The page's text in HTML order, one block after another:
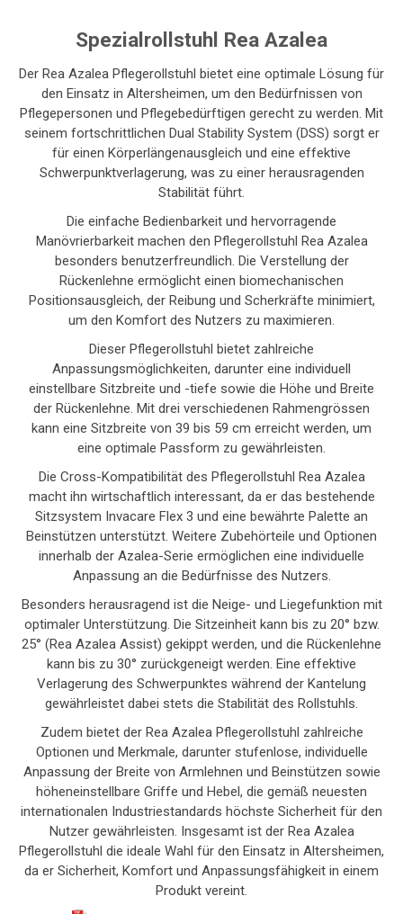
Spezialrollstuhl Rea Azalea
Der Rea Azalea Pflegerollstuhl bietet eine optimale Lösung für
den Einsatz in Altersheimen, um den Bedürfnissen von
Pflegepersonen und Pflegebedürftigen gerecht zu werden. Mit
seinem fortschrittlichen Dual Stability System (DSS) sorgt er
für einen Körperlängenausgleich und eine effektive
Schwerpunktverlagerung, was zu einer herausragenden
Stabilität führt.
Die einfache Bedienbarkeit und hervorragende
Manövrierbarkeit machen den Pflegerollstuhl Rea Azalea
besonders benutzerfreundlich. Die Verstellung der
Rückenlehne ermöglicht einen biomechanischen
Positionsausgleich, der Reibung und Scherkräfte minimiert,
um den Komfort des Nutzers zu maximieren.
Dieser Pflegerollstuhl bietet zahlreiche
Anpassungsmöglichkeiten, darunter eine individuell
einstellbare Sitzbreite und -tiefe sowie die Höhe und Breite
der Rückenlehne. Mit drei verschiedenen Rahmengrössen
kann eine Sitzbreite von 39 bis 59 cm erreicht werden, um
eine optimale Passform zu gewährleisten.
Die Cross-Kompatibilität des Pflegerollstuhl Rea Azalea
macht ihn wirtschaftlich interessant, da er das bestehende
Sitzsystem Invacare Flex 3 und eine bewährte Palette an
Beinstützen unterstützt. Weitere Zubehörteile und Optionen
innerhalb der Azalea-Serie ermöglichen eine individuelle
Anpassung an die Bedürfnisse des Nutzers.
Besonders herausragend ist die Neige- und Liegefunktion mit
optimaler Unterstützung. Die Sitzeinheit kann bis zu 20° bzw.
25° (Rea Azalea Assist) gekippt werden, und die Rückenlehne
kann bis zu 30° zurückgeneigt werden. Eine effektive
Verlagerung des Schwerpunktes während der Kantelung
gewährleistet dabei stets die Stabilität des Rollstuhls.
Zudem bietet der Rea Azalea Pflegerollstuhl zahlreiche
Optionen und Merkmale, darunter stufenlose, individuelle
Anpassung der Breite von Armlehnen und Beinstützen sowie
höheneinstellbare Griffe und Hebel, die gemäß neuesten
internationalen Industriestandards höchste Sicherheit für den
Nutzer gewährleisten. Insgesamt ist der Rea Azalea
Pflegerollstuhl die ideale Wahl für den Einsatz in Altersheimen,
da er Sicherheit, Komfort und Anpassungsfähigkeit in einem
Produkt vereint.